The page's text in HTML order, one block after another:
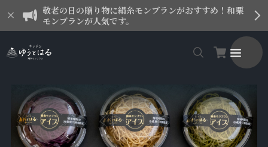
敬老の日の贈り物に絹糸モンブランがおすすめ！和栗
モンブランが人気です。